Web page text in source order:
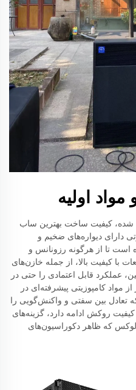
اولیه
شده، کیفیت ساخت بهترین ساب
دارای دیواره‌های ضخیم و
است تا از هرگونه رزونانس و
با کیفیت بالا، از جمله خازن‌های
عملکرد قابل اعتمادی را حتی در
کامپوزیتی پیشرفته‌ای در
تعادل بین سفتی و واکنش‌گویی را
کیفیت روکش ادامه دارد، گزینه‌های
لوکس که ظاهر دکوراسیون‌های